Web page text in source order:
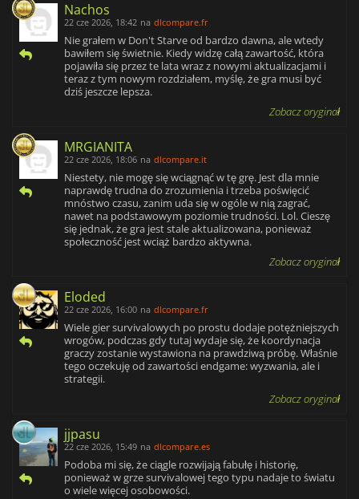
Nachos
22 cze 2026, 18:42 na dlcompare.fr
Nie grałem w Don't Starve od bardzo dawna, ale wtedy
bawiłem się świetnie. Kiedy widzę całą zawartość, która
pojawiła się przez te lata wraz z nowymi aktualizacjami i
teraz z tym nowym rozdziałem, myślę, że gra musi być
dziś jeszcze lepsza.
Zobacz oryginał
MRGIANITA
22 cze 2026, 18:06 na dlcompare.it
Niestety, nie mogę się wciągnąć w tę grę. Jest dla mnie
naprawdę trudna do zrozumienia i trzeba poświęcić
mnóstwo czasu, zanim uda się w ogóle w nią zagrać,
nawet na podstawowym poziomie trudności. Lol. Cieszę
się jednak, że gra jest stale aktualizowana, ponieważ
społeczność jest wciąż bardzo aktywna.
Zobacz oryginał
Eloded
22 cze 2026, 16:00 na dlcompare.fr
Wiele gier survivalowych po prostu dodaje potężniejszych
wrogów, podczas gdy tutaj wydaje się, że koordynacja
graczy zostanie wystawiona na prawdziwą próbę. Właśnie
tego oczekuję od zawartości endgame: wyzwania, ale i
strategii.
Zobacz oryginał
jjpasu
22 cze 2026, 15:49 na dlcompare.es
Podoba mi się, że ciągle rozwijają fabułę i historię,
ponieważ w grze survivalowej tego typu nadaje to światu
o wiele więcej osobowości.